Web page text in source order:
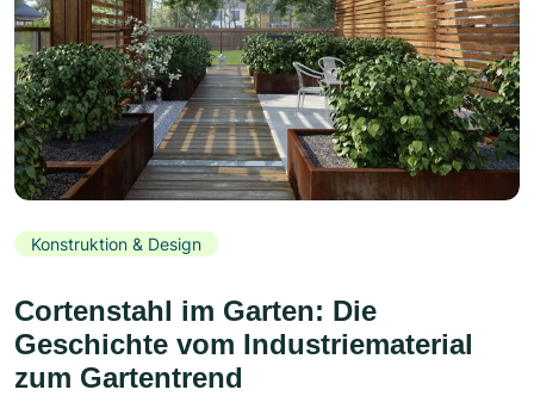
Konstruktion & Design
Cortenstahl im Garten: Die
Geschichte vom Industriematerial
zum Gartentrend